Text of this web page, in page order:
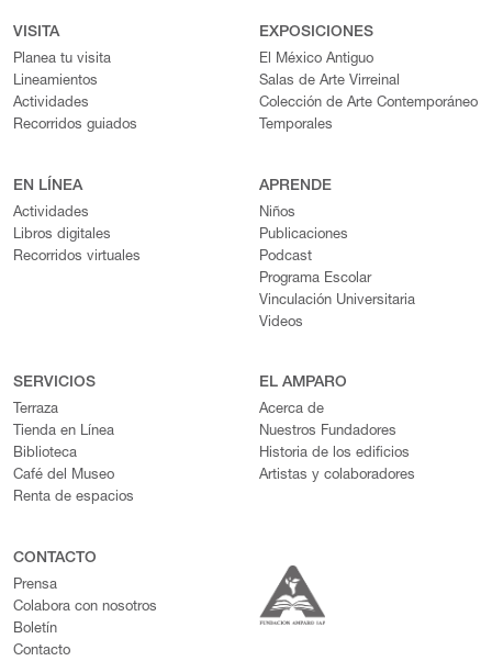
VISITA
Planea tu visita
Lineamientos
Actividades
Recorridos guiados
EXPOSICIONES
El México Antiguo
Salas de Arte Virreinal
Colección de Arte Contemporáneo
Temporales
EN LÍNEA
Actividades
Libros digitales
Recorridos virtuales
APRENDE
Niños
Publicaciones
Podcast
Programa Escolar
Vinculación Universitaria
Videos
SERVICIOS
Terraza
Tienda en Línea
Biblioteca
Café del Museo
Renta de espacios
EL AMPARO
Acerca de
Nuestros Fundadores
Historia de los edificios
Artistas y colaboradores
CONTACTO
Prensa
Colabora con nosotros
Boletín
Contacto